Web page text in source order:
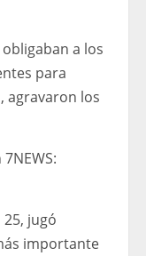
a los
para
agravaron los
jugó
importante